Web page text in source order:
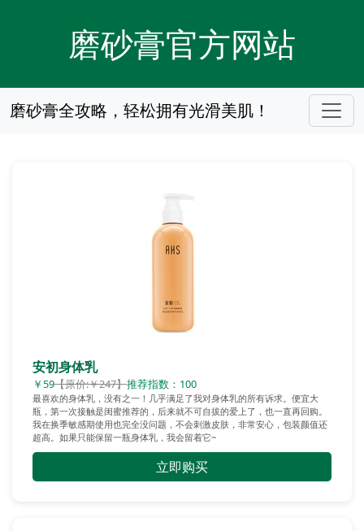
磨砂膏官方网站
磨砂膏全攻略，轻松拥有光滑美肌！
安初身体乳
￥59【原价:￥247】推荐指数：100
最喜欢的身体乳，没有之一！几乎满足了我对身体乳的所有诉求。便宜大
瓶，第一次接触是闺蜜推荐的，后来就不可自拔的爱上了，也一直再回购。
我在换季敏感期使用也完全没问题，不会刺激皮肤，非常安心，包装颜值还
超高。如果只能保留一瓶身体乳，我会留着它~
立即购买